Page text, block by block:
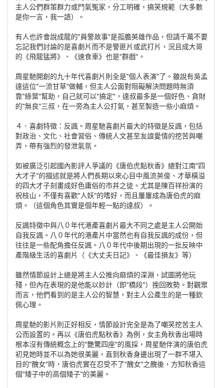
主人公們群策群力或鬥氣冤家，分工明確，搞笑規範（大多數
是你一言，我一語）。
有人也許會說成龍的"員警故事"是孤膽英雄作品，但請千萬不要
忘記我們討論的是喜劇片而不是警匪片或武打片，況且成大哥
的《飛龍猛將》、《速食車》也是"群戲"。
周星馳開創的九十年代喜劇片則全是"個人表演"了。雖說有吳孟
達這位"一流甘草"做輔，但主人公面對阻礙解決問題時無須
靠"綠葉"幫助，自己就可以"搞定"，達叔最多是一個好色、貪財
的"無良"三叔，在一旁為主人公打氣，甚至製造一些小麻煩。
４．喜劇特徵：反諷。周星馳喜劇片最大的特徵是反諷，包括
對政治、文化、社會習俗、傳統人文甚至友誼愛情的挖苦與嘲
弄，帶有強烈的發泄氣氛。
如被廣泛引起國內影評人爭議的《唐伯虎點秋香》總對江南"四
大才子"的描述就是將人們長期以來心目中風流英俊、才華橫溢
的四大才子刻畫成好色庸俗的市井之徒。尤其是陳百祥扮演的
祝枝山，不僅有喜歡"人妖"的嗜好，而且屢屢成為唐伯虎的麻
煩。（這個角色其實是個年輕一點的達叔）。
反諷特徵中與八０年代港產喜劇片最大不同之處是主人公開始
自我反諷。八０年代的港產片中當然也有自我反諷的成份，但
往往是一些配角擔任反諷。八０年代中後期出現的一批反映中
產階級生活的喜劇片（《大丈夫日記》、《最佳損友》等）
雖然情節設計上總是將主人公推向麻煩的深淵，試圖將他玩
殘，但內在表現的是他能以妙計（即"橋段"）挽回敗勢。對觀眾
而言，他們看到的是主人公的智慧，對主人公產生的是一種欽
佩心理。
周星馳的影片則正好相反，情節設計完全是為了嘲笑挖苦主人
公而設置的。再以《唐伯虎點秋香》為例，女主角秋香出場時
根本沒有傳統概念上的"艷驚四座"的風採，周星馳伴演的唐伯虎
初見她時並不以為她很美麗，直到秋香身邊出現了一群不堪入
目的"醜女"時，唐伯虎實在忍受不了"醜女"之醜後，方知秋香這
個"矮子中的高個矮子"的美麗。